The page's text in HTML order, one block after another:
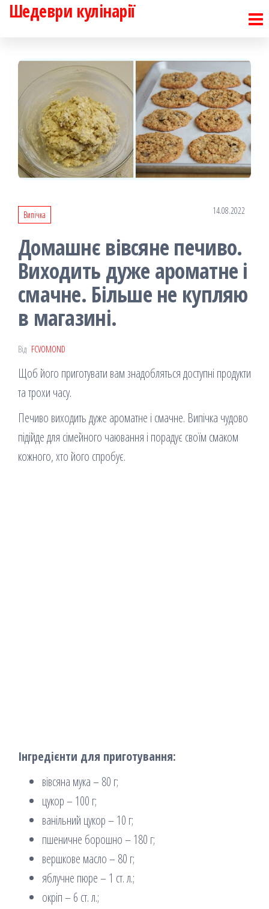
Перейти
Шедеври кулінарії
Випічка 14.08.2022
Домашнє вівсяне печиво.
Виходить дуже ароматне і
смачне. Більше не купляю
в магазині.
Від FCVOMOND
Щоб його приготувати вам знадобляться доступні продукти
та трохи часу.
Печиво виходить дуже ароматне і смачне. Випічка чудово
підійде для сімейного чаювання і порадує своїм смаком
кожного, хто його спробує.
Інгредієнти для приготування:
вівсяна мука – 80 г;
цукор – 100 г;
ванільний цукор – 10 г;
пшеничне борошно – 180 г;
вершкове масло – 80 г;
яблучне пюре – 1 ст. л.;
окріп – 6 ст. л.;